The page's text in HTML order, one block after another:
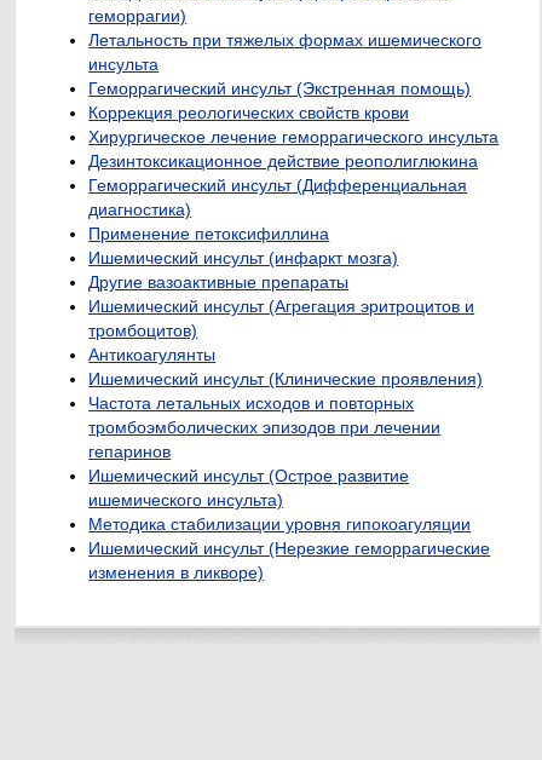
геморрагии)
Летальность при тяжелых формах ишемического
инсульта
Геморрагический инсульт (Экстренная помощь)
Коррекция реологических свойств крови
Хирургическое лечение геморрагического инсульта
Дезинтоксикационное действие реополиглюкина
Геморрагический инсульт (Дифференциальная
диагностика)
Применение петоксифиллина
Ишемический инсульт (инфаркт мозга)
Другие вазоактивные препараты
Ишемический инсульт (Агрегация эритроцитов и
тромбоцитов)
Антикоагулянты
Ишемический инсульт (Клинические проявления)
Частота летальных исходов и повторных
тромбоэмболических эпизодов при лечении
гепаринов
Ишемический инсульт (Острое развитие
ишемического инсульта)
Методика стабилизации уровня гипокоагуляции
Ишемический инсульт (Нерезкие геморрагические
изменения в ликворе)